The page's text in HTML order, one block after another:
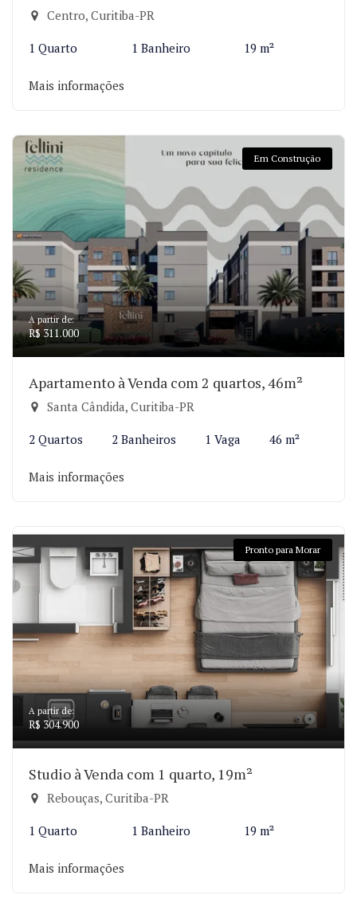
Centro, Curitiba-PR
1 Quarto 1 Banheiro 19 m²
Mais informações
Em Construção
A partir de:
R$ 311.000
Apartamento à Venda com 2 quartos, 46m²
Santa Cândida, Curitiba-PR
2 Quartos 2 Banheiros 1 Vaga 46 m²
Mais informações
Pronto para Morar
A partir de:
R$ 304.900
Studio à Venda com 1 quarto, 19m²
Rebouças, Curitiba-PR
1 Quarto 1 Banheiro 19 m²
Mais informações